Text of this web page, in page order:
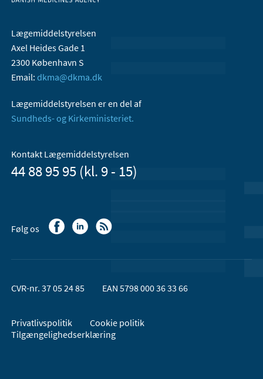
Lægemiddelstyrelsen
Axel Heides Gade 1
2300 København S
Email: dkma@dkma.dk
Lægemiddelstyrelsen er en del af
Sundheds- og Kirkeministeriet.
Kontakt Lægemiddelstyrelsen
44 88 95 95 (kl. 9 - 15)
Følg os
CVR-nr. 37 05 24 85 EAN 5798 000 36 33 66
Privatlivspolitik
Cookie politik
Tilgængelighedserklæring